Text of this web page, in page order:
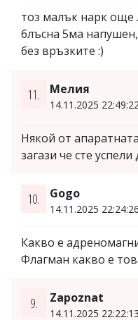
тоз малък нарк още
блъсна 5ма
без връзките :)
11. Мелия
14.11.2025 22:49:22
Някой от
загази че сте
10. Gogo
14.11.2025 22:24:26
Какво е
Флагман какво е
9. Zapoznat
14.11.2025 22:22:13